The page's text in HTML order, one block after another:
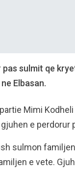
sulmit qe
Elbasan.
Mimi
e perdorur
sulmon
e vete.